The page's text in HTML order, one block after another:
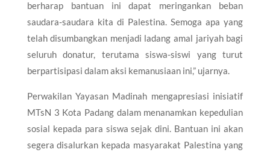
berharap bantuan ini dapat meringankan beban
saudara-saudara kita di Palestina. Semoga apa yang
telah disumbangkan menjadi ladang amal jariyah bagi
seluruh donatur, terutama siswa-siswi yang turut
berpartisipasi dalam aksi kemanusiaan ini,” ujarnya.
Perwakilan Yayasan Madinah mengapresiasi inisiatif
MTsN 3 Kota Padang dalam menanamkan kepedulian
sosial kepada para siswa sejak dini. Bantuan ini akan
segera disalurkan kepada masyarakat Palestina yang